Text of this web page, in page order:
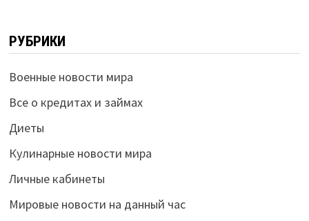
РУБРИКИ
Военные новости мира
Все о кредитах и займах
Диеты
Кулинарные новости мира
Личные кабинеты
Мировые новости на данный час